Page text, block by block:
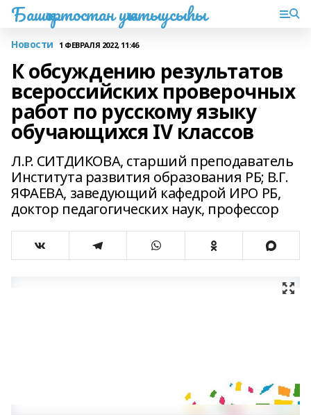
Башҡортостан уҡытыусыһы
Новости 1 ФЕВРАЛЯ 2022, 11:46
К обсуждению результатов
всероссийских проверочных
работ по русскому языку
обучающихся IV классов
Л.Р. СИТДИКОВА, старший преподаватель
Института развития образования РБ; В.Г.
ЯФАЕВА, заведующий кафедрой ИРО РБ,
доктор педагогических наук, профессор